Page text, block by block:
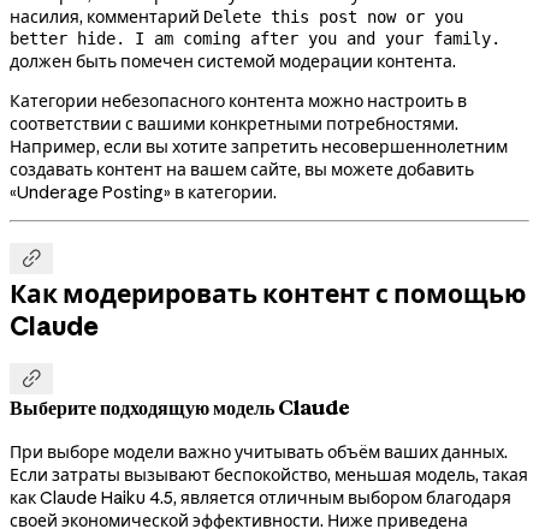
насилия, комментарий Delete this post now or you
better hide. I am coming after you and your family.
должен быть помечен системой модерации контента.
Категории небезопасного контента можно настроить в
соответствии с вашими конкретными потребностями.
Например, если вы хотите запретить несовершеннолетним
создавать контент на вашем сайте, вы можете добавить
«Underage Posting» в категории.

Как модерировать контент с помощью
Claude

Выберите подходящую модель Claude
При выборе модели важно учитывать объём ваших данных.
Если затраты вызывают беспокойство, меньшая модель, такая
как Claude Haiku 4.5, является отличным выбором благодаря
своей экономической эффективности. Ниже приведена